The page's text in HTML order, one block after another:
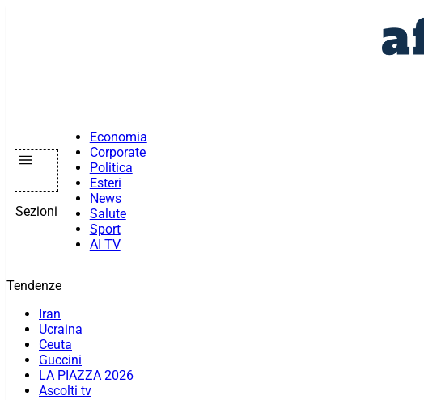
Sezioni
Economia
Corporate
Politica
Esteri
News
Salute
Sport
AI TV
Tendenze
Iran
Ucraina
Ceuta
Guccini
LA PIAZZA 2026
Ascolti tv